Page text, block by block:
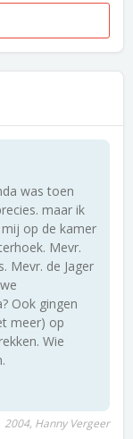
was toen
maar ik
op de kamer
Mevr.
Mevr. de Jager
Ook gingen
meer) op
Wie
2004, Hanny Vergeer